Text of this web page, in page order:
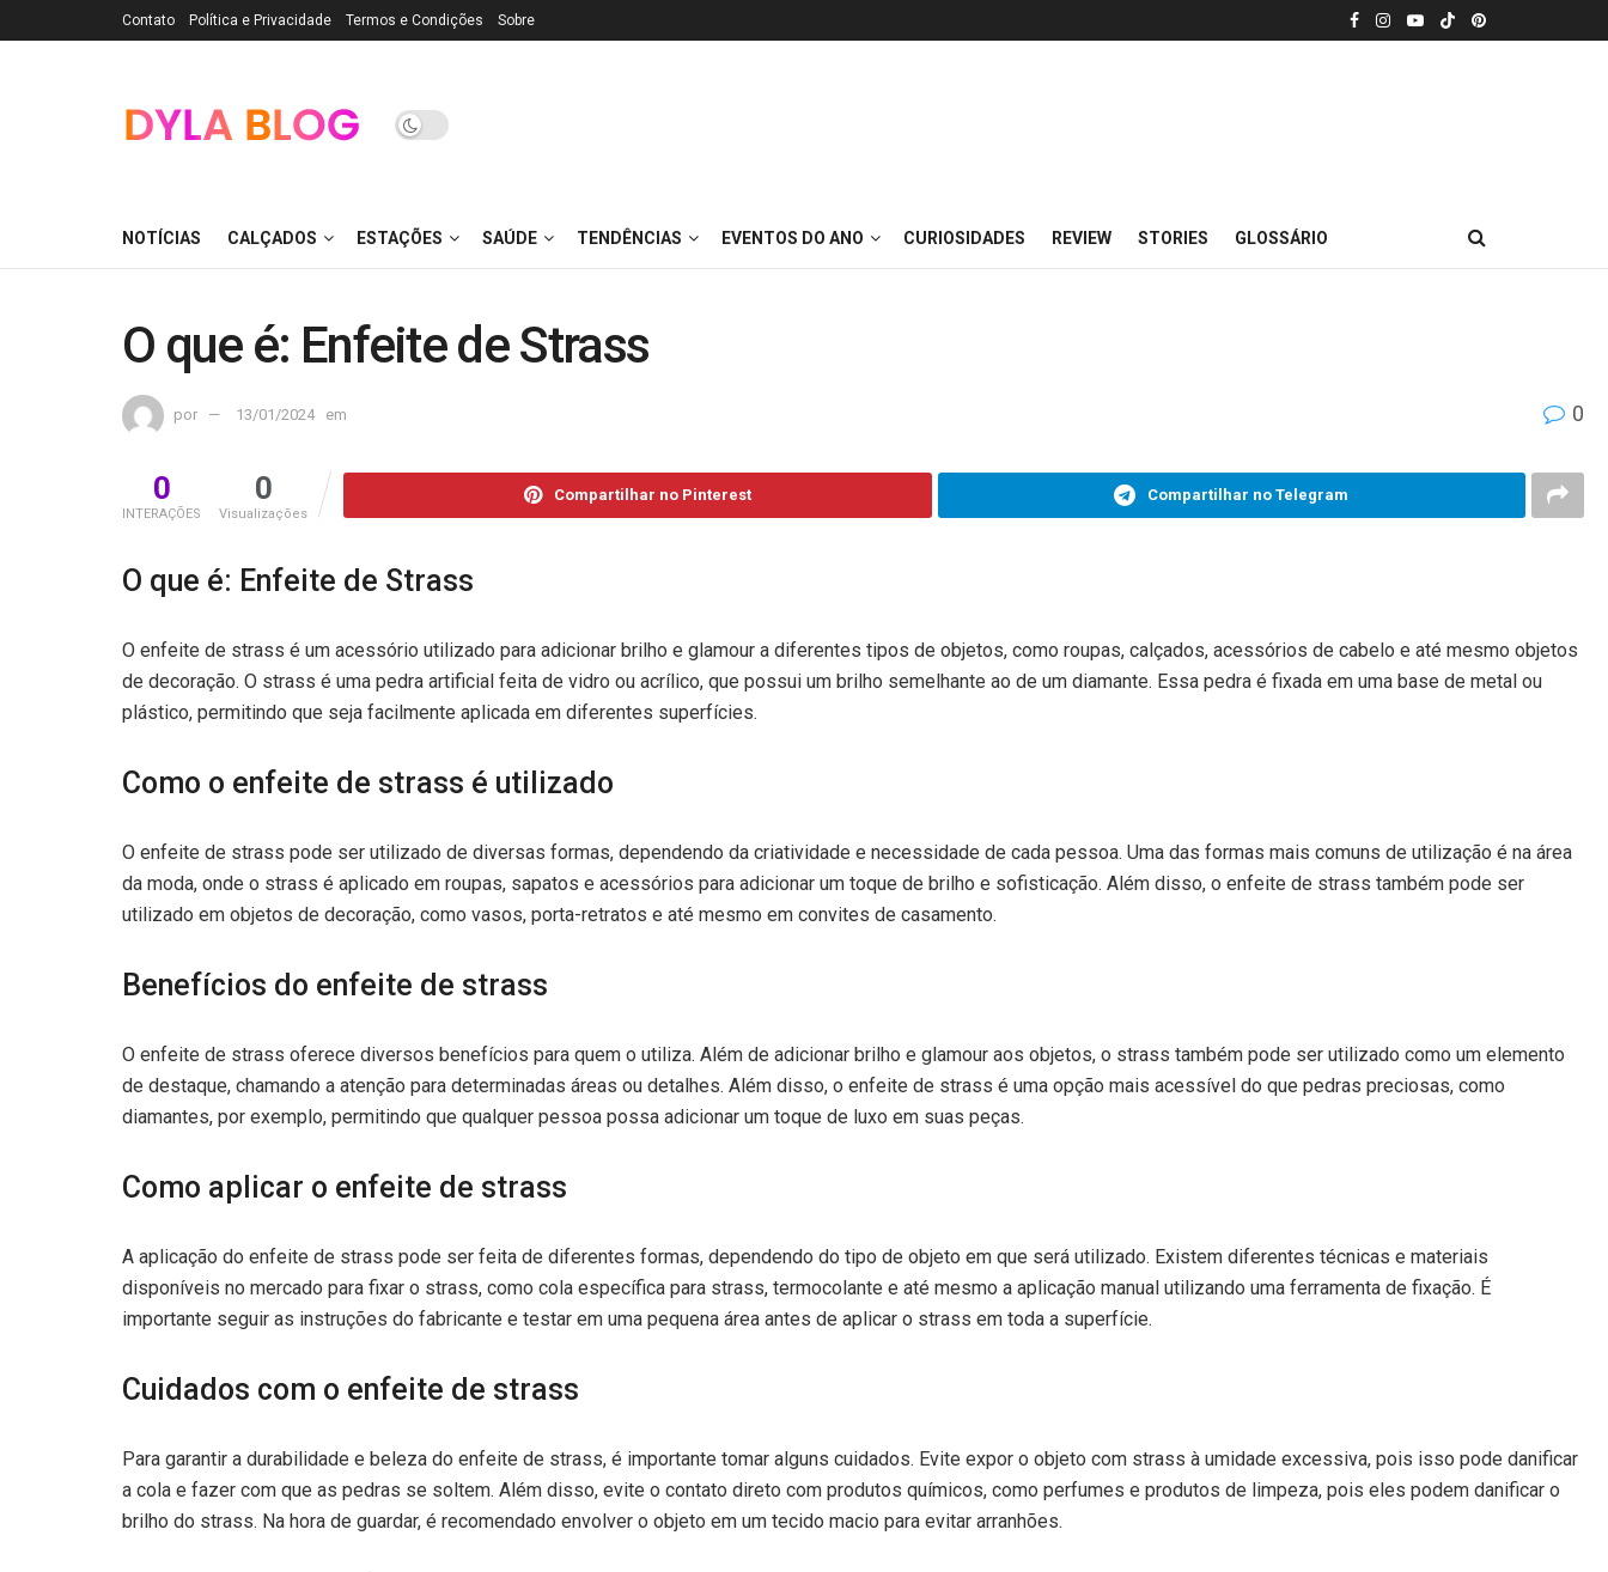
Contato Política e Privacidade Termos e Condições Sobre
NOTÍCIAS CALÇADOS ESTAÇÕES SAÚDE TENDÊNCIAS EVENTOS DO ANO CURIOSIDADES REVIEW STORIES GLOSSÁRIO
O que é: Enfeite de Strass
por 13/01/2024 em 0
0
INTERAÇÕES
0
Visualizações
Compartilhar no Pinterest Compartilhar no Telegram
O que é: Enfeite de Strass
O enfeite de strass é um acessório utilizado para adicionar brilho e glamour a diferentes tipos de objetos, como roupas, calçados, acessórios de cabelo e até mesmo objetos
de decoração. O strass é uma pedra artificial feita de vidro ou acrílico, que possui um brilho semelhante ao de um diamante. Essa pedra é fixada em uma base de metal ou
plástico, permitindo que seja facilmente aplicada em diferentes superfícies.
Como o enfeite de strass é utilizado
O enfeite de strass pode ser utilizado de diversas formas, dependendo da criatividade e necessidade de cada pessoa. Uma das formas mais comuns de utilização é na área
da moda, onde o strass é aplicado em roupas, sapatos e acessórios para adicionar um toque de brilho e sofisticação. Além disso, o enfeite de strass também pode ser
utilizado em objetos de decoração, como vasos, porta-retratos e até mesmo em convites de casamento.
Benefícios do enfeite de strass
O enfeite de strass oferece diversos benefícios para quem o utiliza. Além de adicionar brilho e glamour aos objetos, o strass também pode ser utilizado como um elemento
de destaque, chamando a atenção para determinadas áreas ou detalhes. Além disso, o enfeite de strass é uma opção mais acessível do que pedras preciosas, como
diamantes, por exemplo, permitindo que qualquer pessoa possa adicionar um toque de luxo em suas peças.
Como aplicar o enfeite de strass
A aplicação do enfeite de strass pode ser feita de diferentes formas, dependendo do tipo de objeto em que será utilizado. Existem diferentes técnicas e materiais
disponíveis no mercado para fixar o strass, como cola específica para strass, termocolante e até mesmo a aplicação manual utilizando uma ferramenta de fixação. É
importante seguir as instruções do fabricante e testar em uma pequena área antes de aplicar o strass em toda a superfície.
Cuidados com o enfeite de strass
Para garantir a durabilidade e beleza do enfeite de strass, é importante tomar alguns cuidados. Evite expor o objeto com strass à umidade excessiva, pois isso pode danificar
a cola e fazer com que as pedras se soltem. Além disso, evite o contato direto com produtos químicos, como perfumes e produtos de limpeza, pois eles podem danificar o
brilho do strass. Na hora de guardar, é recomendado envolver o objeto em um tecido macio para evitar arranhões.